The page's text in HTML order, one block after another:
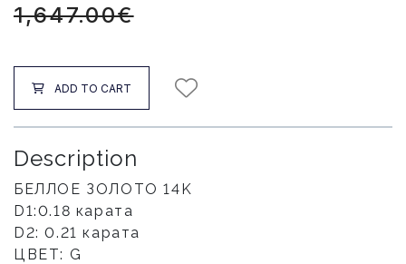
1,647.00€
ADD TO CART
Description
БЕЛЛОЕ ЗОЛОТО 14K
D1:0.18 карата
D2: 0.21 карата
ЦВЕТ: G